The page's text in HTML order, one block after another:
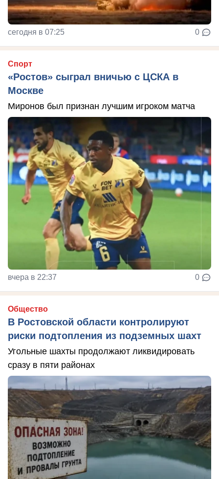
сегодня в 07:25 0
Спорт
«Ростов» сыграл вничью с ЦСКА в
Москве
Миронов был признан лучшим игроком матча
вчера в 22:37 0
Общество
В Ростовской области контролируют
риски подтопления из подземных шахт
Угольные шахты продолжают ликвидировать
сразу в пяти районах